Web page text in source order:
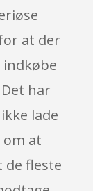
at der
har
lade
at
de fleste